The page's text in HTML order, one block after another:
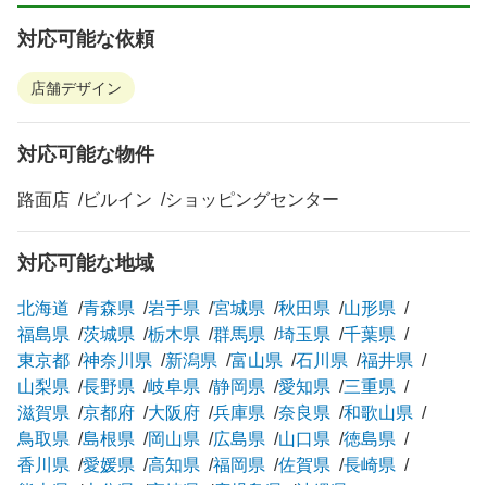
対応可能な依頼
店舗デザイン
対応可能な物件
路面店 ビルイン ショッピングセンター
対応可能な地域
北海道 青森県 岩手県 宮城県 秋田県
山形県
福島県
茨城県 栃木県 群馬県 埼玉県
千葉県
東京都
神奈川県 新潟県 富山県 石川県
福井県
山梨県
長野県 岐阜県 静岡県 愛知県
三重県
滋賀県
京都府 大阪府 兵庫県 奈良県
和歌山県
鳥取県
島根県 岡山県 広島県 山口県
徳島県
香川県
愛媛県 高知県 福岡県 佐賀県
長崎県